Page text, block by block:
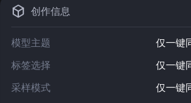
创作信息
模型主题
仅一键
标签选择
仅一键
采样模式
仅一键